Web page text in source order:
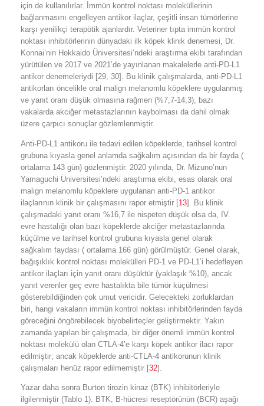
için de kullanılırlar. İmmün kontrol noktası moleküllerinin
bağlanmasını engelleyen antikor ilaçlar, çeşitli insan tümörlerine
karşı yenilikçi terapötik ajanlardır. Veteriner tıpta immün kontrol
noktası inhibitörlerinin dünyadaki ilk köpek klinik denemesi, Dr.
Konnai’nin Hokkaido Üniversitesi’ndeki araştırma ekibi tarafından
yürütülen ve 2017 ve 2021’de yayınlanan makalelerle anti-PD-L1
antikor denemeleriydi [29, 30]. Bu klinik çalışmalarda, anti-PD-L1
antikorları öncelikle oral malign melanomlu köpeklere uygulanmış
ve yanıt oranı düşük olmasına rağmen (%7,7-14,3), bazı
vakalarda akciğer metastazlarının kaybolması da dahil olmak
üzere çarpıcı sonuçlar gözlemlenmiştir.
Anti-PD-L1 antikoru ile tedavi edilen köpeklerde, tarihsel kontrol
grubuna kıyasla genel anlamda sağkalım açısından da bir fayda (
ortalama 143 gün) gözlenmiştir. 2020 yılında, Dr. Mizuno’nun
Yamaguchi Üniversitesi’ndeki araştırma ekibi, esas olarak oral
malign melanomlu köpeklere uygulanan anti-PD-1 antikor
ilaçlarının klinik bir çalışmasını rapor etmiştir [13]. Bu klinik
çalışmadaki yanıt oranı %16,7 ile nispeten düşük olsa da, IV.
evre hastalığı olan bazı köpeklerde akciğer metastazlarında
küçülme ve tarihsel kontrol grubuna kıyasla genel olarak
sağkalım faydası ( ortalama 166 gün) görülmüştür. Genel olarak,
bağışıklık kontrol noktası molekülleri PD-1 ve PD-L1’i hedefleyen
antikor ilaçları için yanıt oranı düşüktür (yaklaşık %10), ancak
yanıt verenler geç evre hastalıkta bile tümör küçülmesi
gösterebildiğinden çok umut vericidir. Gelecekteki zorluklardan
biri, hangi vakaların immün kontrol noktası inhibitörlerinden fayda
göreceğini öngörebilecek biyobelirteçler geliştirmektir. Yakın
zamanda yapılan bir çalışmada, bir diğer önemli immün kontrol
noktası molekülü olan CTLA-4’e karşı köpek antikor ilacı rapor
edilmiştir; ancak köpeklerde anti-CTLA-4 antikorunun klinik
çalışmaları henüz rapor edilmemiştir [32].
Yazar daha sonra Burton tirozin kinaz (BTK) inhibitörleriyle
ilgilenmiştir (Tablo 1). BTK, B-hücresi reseptörünün (BCR) aşağı